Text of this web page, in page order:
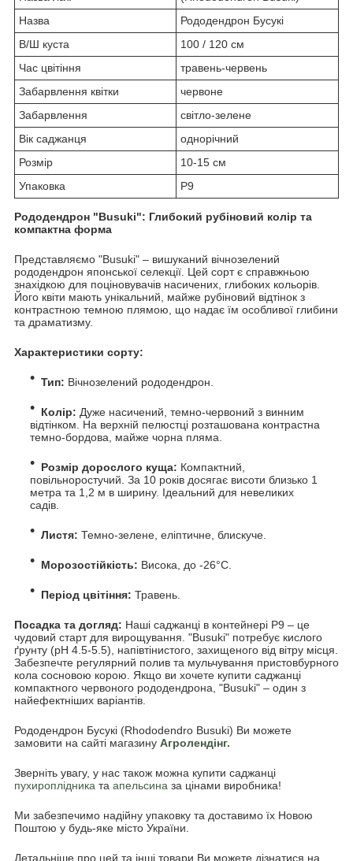
Назва
Рододендрон Бусукі
В/Ш куста
100 / 120 см
Час цвітіння
травень-червень
Забарвлення квітки
червоне
Забарвлення
світло-зелене
Вік саджанця
однорічний
Розмір
10-15 см
Упаковка
Р9
Рододендрон "Busuki": Глибокий рубіновий колір та
компактна форма
Представляємо "Busuki" – вишуканий вічнозелений
рододендрон японської селекції. Цей сорт є справжньою
знахідкою для поціновувачів насичених, глибоких кольорів.
Його квіти мають унікальний, майже рубіновий відтінок з
контрастною темною плямою, що надає їм особливої глибини
та драматизму.
Характеристики сорту:
Тип: Вічнозелений рододендрон.
Колір: Дуже насичений, темно-червоний з винним
відтінком. На верхній пелюстці розташована контрастна
темно-бордова, майже чорна пляма.
Розмір дорослого куща: Компактний,
повільноростучий. За 10 років досягає висоти близько 1
метра та 1,2 м в ширину. Ідеальний для невеликих
садів.
Листя: Темно-зелене, еліптичне, блискуче.
Морозостійкість: Висока, до -26°C.
Період цвітіння: Травень.
Посадка та догляд: Наші саджанці в контейнері Р9 – це
чудовий старт для вирощування. "Busuki" потребує кислого
ґрунту (pH 4.5-5.5), напівтінистого, захищеного від вітру місця.
Забезпечте регулярний полив та мульчування пристовбурного
кола сосновою корою. Якщо ви хочете купити саджанці
компактного червоного рододендрона, "Busuki" – один з
найефектніших варіантів.
Рододендрон Бусукі (Rhododendro Busuki) Ви можете
замовити на сайті магазину Агролендінг.
Зверніть увагу, у нас також можна купити саджанці
пухироплідника та апельсина за цінами виробника!
Ми забезпечимо надійну упаковку та доставимо їх Новою
Поштою у будь-яке місто України.
Детальніше про цей та інші товари Ви можете дізнатися на